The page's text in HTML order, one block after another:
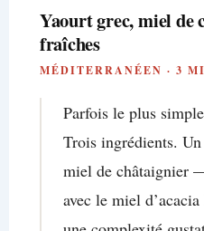
Yaourt grec, miel de
fraîches
MÉDITERRANÉEN · 3
Parfois le plus
Trois ingrédients.
miel de châtaignier
avec le miel